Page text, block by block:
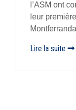
l’ASM ont
leur
Lire la suite